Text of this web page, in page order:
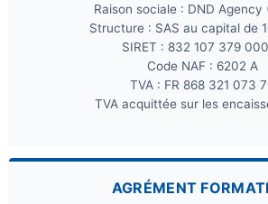
Raison sociale : DND Agency
Structure : SAS au capital de
SIRET : 832 107 379
Code NAF : 6202 A
TVA : FR 868 321 073
TVA acquittée sur les
AGRÉMENT